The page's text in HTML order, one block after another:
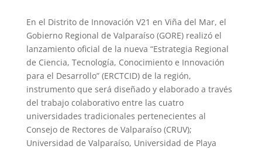
En el Distrito de Innovación V21 en Viña del Mar, el
Gobierno Regional de Valparaíso (GORE) realizó el
lanzamiento oficial de la nueva “Estrategia Regional
de Ciencia, Tecnología, Conocimiento e Innovación
para el Desarrollo” (ERCTCID) de la región,
instrumento que será diseñado y elaborado a través
del trabajo colaborativo entre las cuatro
universidades tradicionales pertenecientes al
Consejo de Rectores de Valparaíso (CRUV);
Universidad de Valparaíso, Universidad de Playa